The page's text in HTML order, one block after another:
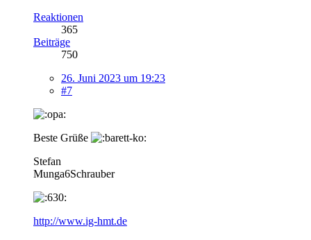
Reaktionen
365
Beiträge
750
26. Juni 2023 um 19:23
#7
Beste Grüße
Stefan
Munga6Schrauber
http://www.ig-hmt.de